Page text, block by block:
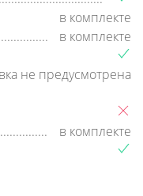
в комплекте
в комплекте
не предусмотрена
в комплекте